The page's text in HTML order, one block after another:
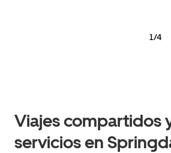
1/4
Viajes compartidos
servicios en